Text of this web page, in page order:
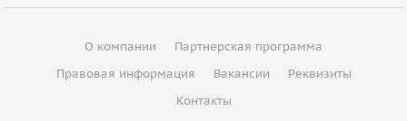
О компании
Партнерская программа
Правовая информация
Вакансии
Реквизиты
Контакты